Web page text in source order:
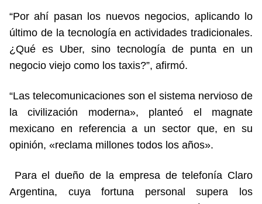
“Por ahí pasan los nuevos negocios, aplicando lo
último de la tecnología en actividades tradicionales.
¿Qué es Uber, sino tecnología de punta en un
negocio viejo como los taxis?”, afirmó.
“Las telecomunicaciones son el sistema nervioso de
la civilización moderna», planteó el magnate
mexicano en referencia a un sector que, en su
opinión, «reclama millones todos los años».
Para el dueño de la empresa de telefonía Claro
Argentina, cuya fortuna personal supera los